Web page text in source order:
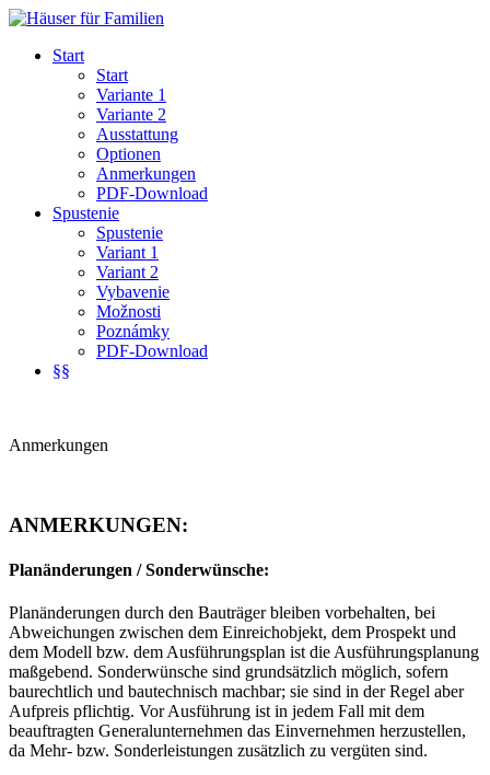
Start
Start
Variante 1
Variante 2
Ausstattung
Optionen
Anmerkungen
PDF-Download
Spustenie
Spustenie
Variant 1
Variant 2
Vybavenie
Možnosti
Poznámky
PDF-Download
§§
Anmerkungen
ANMERKUNGEN:
Planänderungen / Sonderwünsche:
Planänderungen durch den Bauträger bleiben vorbehalten, bei
Abweichungen zwischen dem Einreichobjekt, dem Prospekt und
dem Modell bzw. dem Ausführungsplan ist die Ausführungsplanung
maßgebend. Sonderwünsche sind grundsätzlich möglich, sofern
baurechtlich und bautechnisch machbar; sie sind in der Regel aber
Aufpreis pflichtig. Vor Ausführung ist in jedem Fall mit dem
beauftragten Generalunternehmen das Einvernehmen herzustellen,
da Mehr- bzw. Sonderleistungen zusätzlich zu vergüten sind.